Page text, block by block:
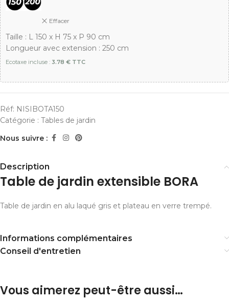
Effacer
Taille : L 150 x H 75 x P 90 cm
Longueur avec extension : 250 cm
Ecotaxe incluse : 3.78 € TTC
Réf: NISIBOTA150
Catégorie : Tables de jardin
Nous suivre :
Description
Table de jardin extensible BORA
Table de jardin en alu laqué gris et plateau en verre trempé.
Informations complémentaires
Conseil d'entretien
Vous aimerez peut-être aussi…